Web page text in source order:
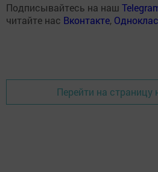
Подписывайтесь на наш
читайте нас Вконтакте,
Перейти на страницу